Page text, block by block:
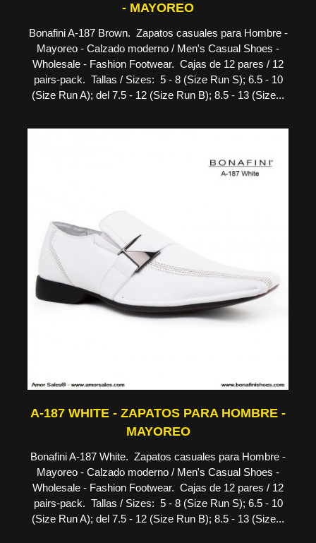
- MAYOREO
Bonafini A-187 Brown. Zapatos casuales para Hombre -
Mayoreo - Calzado moderno / Men's Casual Shoes -
Wholesale - Fashion Footwear. Cajas de 12 pares / 12
pairs-pack. Tallas / Sizes: 5 - 8 (Size Run S); 6.5 - 10
(Size Run A); del 7.5 - 12 (Size Run B); 8.5 - 13 (Size...
A-187 WHITE - ZAPATOS PARA HOMBRE -
MAYOREO
Bonafini A-187 White. Zapatos casuales para Hombre -
Mayoreo - Calzado moderno / Men's Casual Shoes -
Wholesale - Fashion Footwear. Cajas de 12 pares / 12
pairs-pack. Tallas / Sizes: 5 - 8 (Size Run S); 6.5 - 10
(Size Run A); del 7.5 - 12 (Size Run B); 8.5 - 13 (Size...